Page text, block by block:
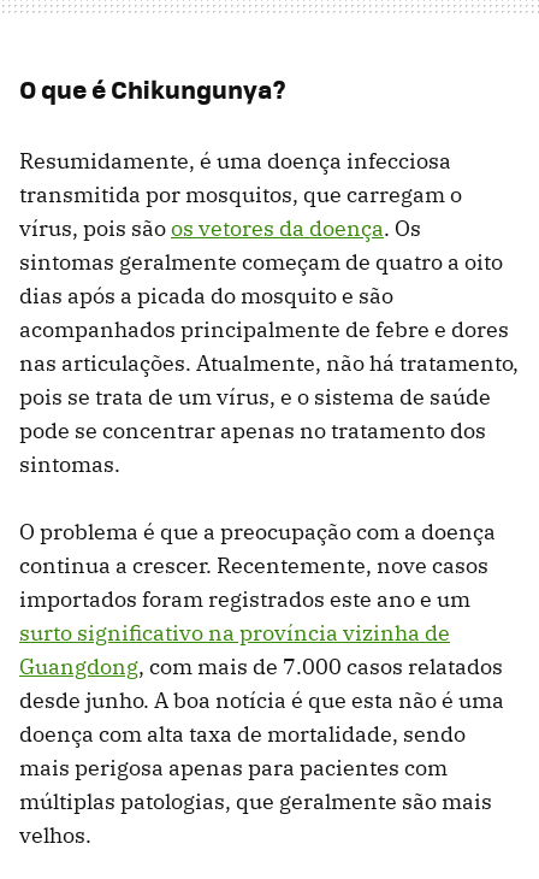
O que é Chikungunya?
Resumidamente, é uma doença infecciosa
transmitida por mosquitos, que carregam o
vírus, pois sãoos vetores da doença. Os
sintomas geralmente começam de quatro a oito
dias após a picada do mosquito e são
acompanhados principalmente de febre e dores
nas articulações. Atualmente, não há tratamento,
pois se trata de um vírus, e o sistema de saúde
pode se concentrar apenas no tratamento dos
sintomas.
O problema é que a preocupação com a doença
continua a crescer. Recentemente, nove casos
importados foram registrados este ano e um
surto significativo na província vizinha de
Guangdong, com mais de 7.000 casos relatados
desde junho. A boa notícia é que esta não é uma
doença com alta taxa de mortalidade, sendo
mais perigosa apenas para pacientes com
múltiplas patologias, que geralmente são mais
velhos.